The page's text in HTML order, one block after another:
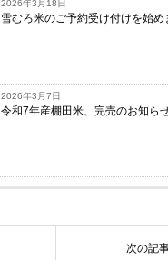
2026年3月18日
雪むろ米のご予約受け付けを始め
2026年3月7日
令和7年産棚田米、完売のお知ら
次の記